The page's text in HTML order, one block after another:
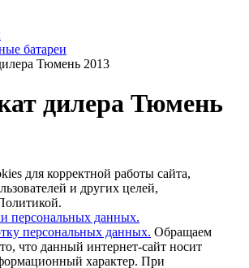
батареи
Тюмень 2013
дилера Тюмень
для корректной работы сайта,
и других целей,
персональных данных.
персональных данных. Обращаем
что данный интернет-сайт носит
характер. При